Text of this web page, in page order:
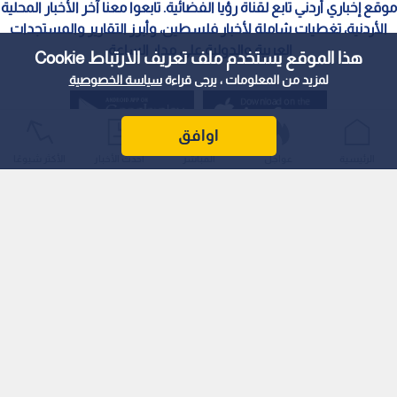
هذا الموقع يستخدم ملف تعريف الارتباط Cookie
لمزيد من المعلومات ، يرجى قراءةسياسة الخصوصية
اوافق
موقع إخباري أردني تابع لقناة رؤيا الفضائية. تابعوا معنا آخر الأخبار المحلية
الأردنية، تغطيات شاملة لأخبار فلسطين، وأبرز التقارير والمستجدات
العربية والدولية على مدار الساعة.
عواجل المباشر أحدث الأخبار